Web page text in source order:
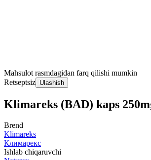
Mahsulot rasmdagidan farq qilishi mumkin
Retseptsiz Ulashish
Klimareks (BAD) kaps
Brend
Klimareks
Климарекс
Ishlab chiqaruvchi